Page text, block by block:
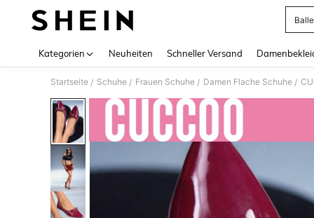
Kategorien Neuheiten Schneller Versand
Startseite / Schuhe / Frauen Schuhe / Damen Flache Schuhe /